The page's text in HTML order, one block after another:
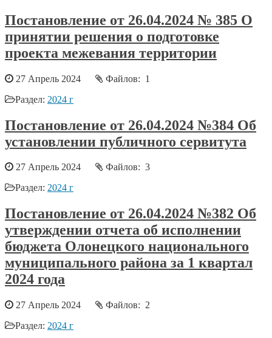
Постановление от 26.04.2024 № 385 О
принятии решения о подготовке
проекта межевания территории
27 Апрель 2024
Файлов: 1
Раздел: 2024 г
Постановление от 26.04.2024 №384 Об
установлении публичного сервитута
27 Апрель 2024
Файлов: 3
Раздел: 2024 г
Постановление от 26.04.2024 №382 Об
утверждении отчета об исполнении
бюджета Олонецкого национального
муниципального района за 1 квартал
2024 года
27 Апрель 2024
Файлов: 2
Раздел: 2024 г